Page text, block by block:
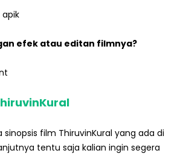
efek atau editan filmnya?
film ThiruvinKural yang ada di
tentu saja kalian ingin segera